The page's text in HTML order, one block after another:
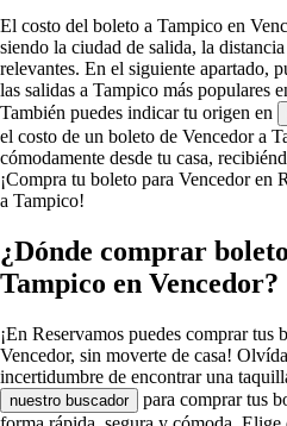
El costo del boleto a Tampico en
siendo la ciudad de salida, la
relevantes. En el siguiente apartado,
las salidas a Tampico más populares
También puedes indicar tu origen en
el costo de un boleto de Vencedor a
cómodamente desde tu casa,
¡Compra tu boleto para Vencedor en
a Tampico!
¿Dónde comprar
Tampico en Vencedor?
¡En Reservamos puedes comprar tus
Vencedor, sin moverte de casa!
incertidumbre de encontrar una
nuestro buscador
para comprar tus